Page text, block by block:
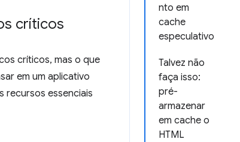
nto em
cache
especulativo
Talvez não
faça isso:
pré-
armazenar
em cache o
HTML
críticos
críticos, mas o que
em um aplicativo
recursos essenciais